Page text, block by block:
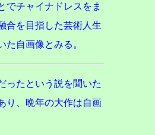
でチャイナドレスをま
合を目指した芸術人生
自画像とみる。
ったという説を聞いた
り、晩年の大作は自画